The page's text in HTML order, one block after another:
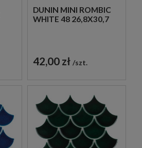
DUNIN MINI ROMBIC
WHITE 48 26,8X30,7
42,00 zł szt.